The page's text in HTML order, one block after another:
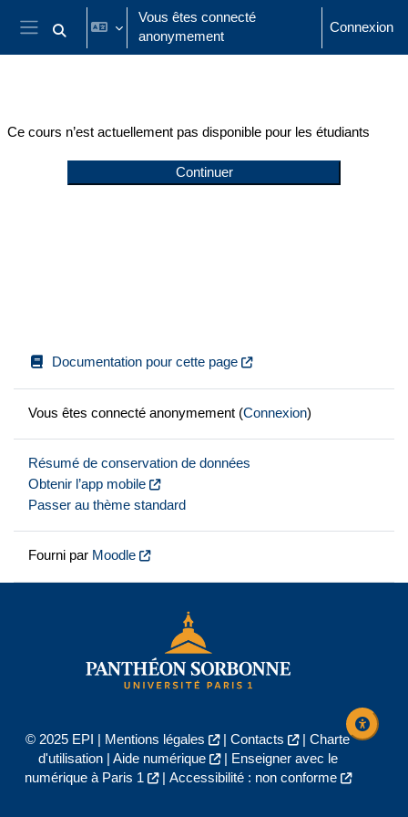
Passer au contenu principal
Panneau latéral
Activer/désactiver la saisie de recherche
Vous êtes connecté
anonymement
Connexion
Ce cours n’est actuellement pas disponible pour les étudiants
Continuer
Documentation pour cette page
Vous êtes connecté anonymement (Connexion)
Résumé de conservation de données
Obtenir l’app mobile
Passer au thème standard
Fourni par Moodle
© 2025 EPI | Mentions légales | Contacts | Charte
d'utilisation| Aide numérique |
Enseigner avec le
numérique à Paris 1
| Accessibilité : non conforme